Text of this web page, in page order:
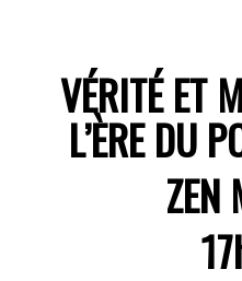
VÉRITÉ ET
L’ÈRE DU
ZEN